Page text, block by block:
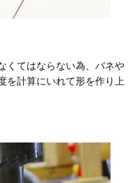
くてはならない為、バネや
を計算にいれて形を作り上